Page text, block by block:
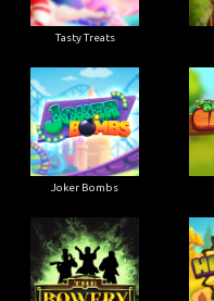
Tasty Treats
Joker Bombs